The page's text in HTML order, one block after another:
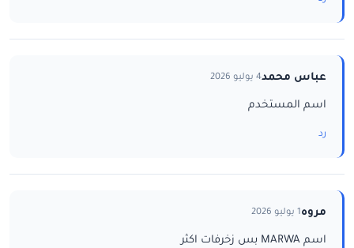
عباس محمد4 يوليو 2026
اسم المستخدم
رد
مروه1 يوليو 2026
اسم MARWA بس زخرفات اكثر